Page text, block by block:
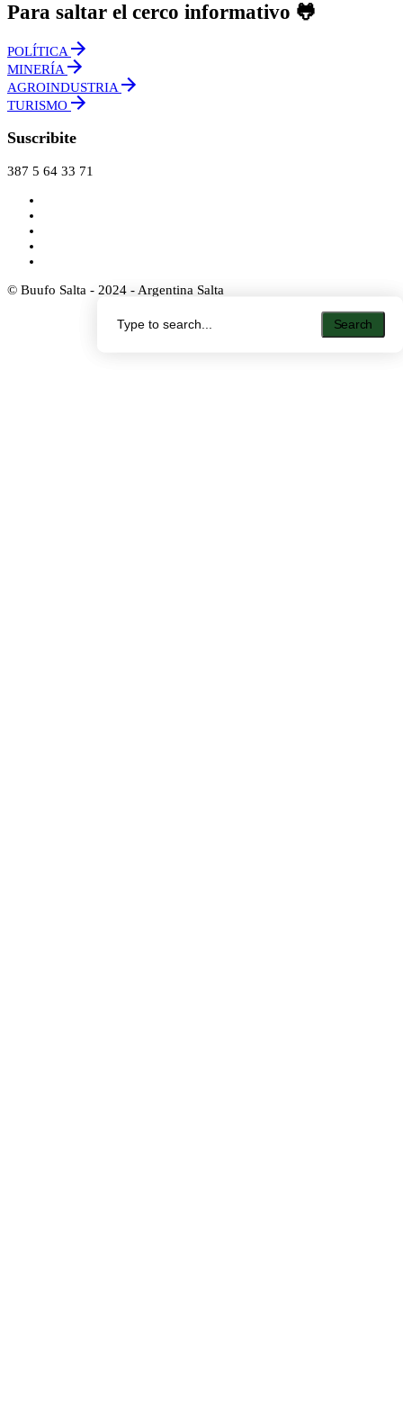
Search
Search
Para saltar el cerco informativo 🐸
POLÍTICA
MINERÍA
AGROINDUSTRIA
TURISMO
Suscribite
387 5 64 33 71
© Buufo Salta - 2024 - Argentina Salta